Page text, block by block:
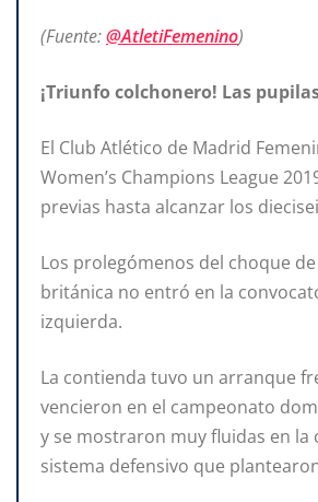
(Fuente:@AtletiFemenino)
¡Triunfo colchonero! Las
El Club Atlético de Madrid
Women’s Champions League
previas hasta alcanzar los
Los prolegómenos del choque
británica no entró en la
izquierda.
La contienda tuvo un arranque
vencieron en el campeonato
y se mostraron muy fluidas en
sistema defensivo que